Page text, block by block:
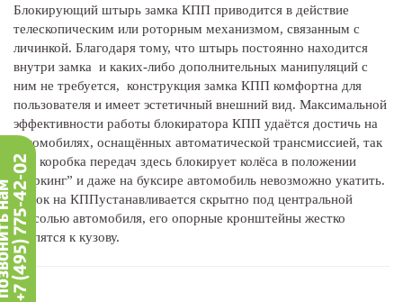
нам+7 (495) 775-42-02
Блокирующий штырь замка КПП приводится в действие
телескопическим или роторным механизмом, связанным с
личинкой. Благодаря тому, что штырь постоянно находится
внутри замка и каких-либо дополнительных манипуляций с
ним не требуется, конструкция замка КПП комфортна для
пользователя и имеет эстетичный внешний вид. Максимальной
эффективности работы блокиратора КПП удаётся достичь на
автомобилях, оснащённых автоматической трансмиссией, так
как коробка передач здесь блокирует колёса в положении
“паркинг” и даже на буксире автомобиль невозможно укатить.
Замок на КППустанавливается скрытно под центральной
консолью автомобиля, его опорные кронштейны жестко
крепятся к кузову.